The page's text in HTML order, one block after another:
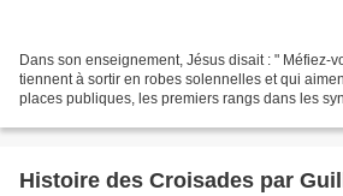
Dans son enseignement, Jésus disait : " Méfiez-
tiennent à sortir en robes solennelles et qui
places publiques, les premiers rangs dans les
Histoire des Croisades par